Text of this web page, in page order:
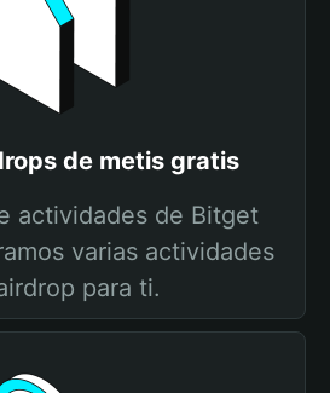
de metis gratis
actividades de Bitget
varias actividades
para ti.